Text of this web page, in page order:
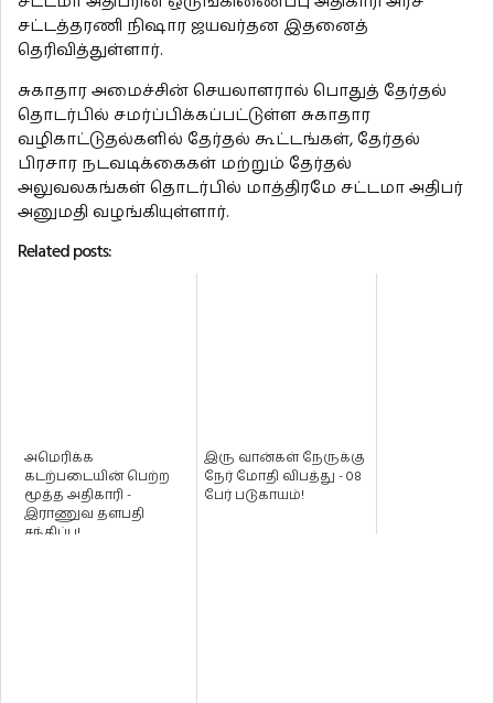
சட்டத்தரணி நிஷார ஜயவர்தன இதனைத்
தெரிவித்துள்ளார்.
சுகாதார அமைச்சின் செயலாளரால் பொதுத் தேர்தல்
தொடர்பில் சமர்ப்பிக்கப்பட்டுள்ள சுகாதார
வழிகாட்டுதல்களில் தேர்தல் கூட்டங்கள், தேர்தல்
பிரசார நடவடிக்கைகள் மற்றும் தேர்தல்
அலுவலகங்கள் தொடர்பில் மாத்திரமே சட்டமா அதிபர்
அனுமதி வழங்கியுள்ளார்.
Related posts:
அமெரிக்க
கடற்படையின் பெற்ற
மூத்த அதிகாரி -
இராணுவ தளபதி
சந்திப்பு!
இரு வான்கள் நேருக்கு
நேர் மோதி விபத்து - 08
பேர் படுகாயம்!